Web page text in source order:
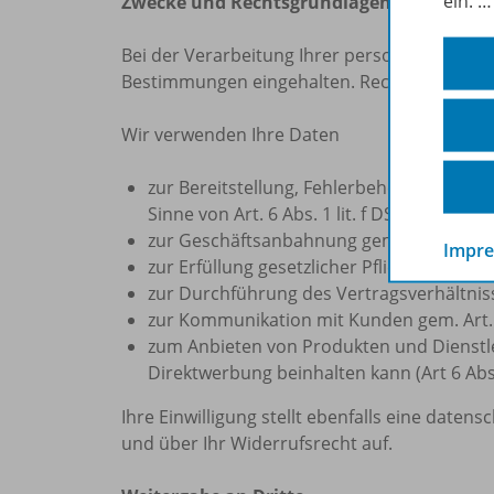
Bei der Verarbeitung Ihrer
Bestimmungen eingehalten.
Wir verwenden Ihre Daten
zur Bereitstellung, Fehlerbehebung und
Sinne von Art. 6 Abs. 1 lit. f DS-GVO dar.
zur Geschäftsanbahnung gem. Art. 6 Abs.
zur Erfüllung gesetzlicher Pflichten gem.
zur Durchführung des
zur Kommunikation mit Kunden gem.
zum Anbieten von Produkten und
Direktwerbung beinhalten kann (Art 6
Ihre Einwilligung stellt ebenfalls eine
und über Ihr Widerrufsrecht auf.